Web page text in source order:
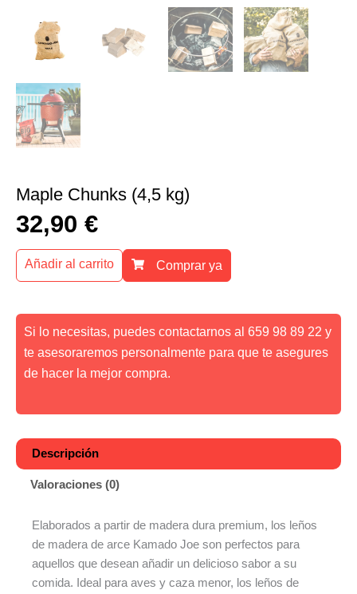
Maple Chunks (4,5 kg)
32,90 €
Añadir al carrito Comprar ya
Si lo necesitas, puedes contactarnos al 659 98 89 22 y
te asesoraremos personalmente para que te asegures
de hacer la mejor compra.
Descripción
Valoraciones (0)
Elaborados a partir de madera dura premium, los leños
de madera de arce Kamado Joe son perfectos para
aquellos que desean añadir un delicioso sabor a su
comida. Ideal para aves y caza menor, los leños de